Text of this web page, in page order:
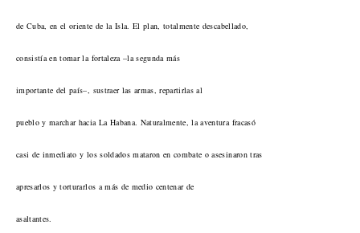
de Cuba, en el oriente de la Isla. El plan, totalmente descabellado,
consistía en tomar la fortaleza –la segunda más
importante del país–, sustraer las armas, repartirlas al
pueblo y marchar hacia La Habana. Naturalmente, la aventura fracasó
casi de inmediato y los soldados mataron en combate o asesinaron tras
apresarlos y torturarlos a más de medio centenar de
asaltantes.